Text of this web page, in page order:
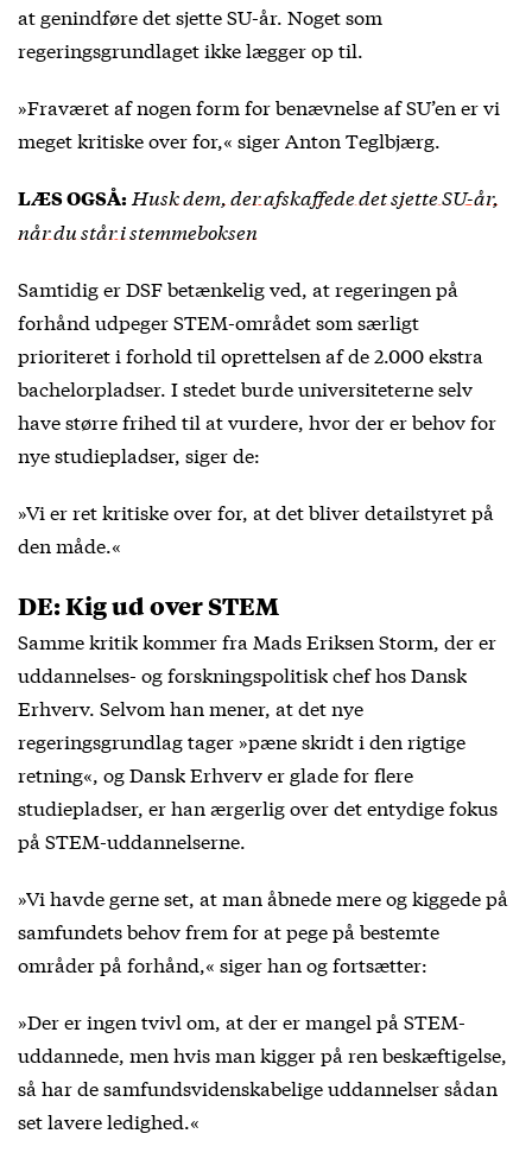
at genindføre det sjette SU-år. Noget som
regeringsgrundlaget ikke lægger op til.
»Fraværet af nogen form for benævnelse af SU’en er vi
meget kritiske over for,« siger Anton Teglbjærg.
LÆS OGSÅ: Husk dem, der afskaffede det sjette SU-år,
når du står i stemmeboksen
Samtidig er DSF betænkelig ved, at regeringen på
forhånd udpeger STEM-området som særligt
prioriteret i forhold til oprettelsen af de 2.000 ekstra
bachelorpladser. I stedet burde universiteterne selv
have større frihed til at vurdere, hvor der er behov for
nye studiepladser, siger de:
»Vi er ret kritiske over for, at det bliver detailstyret på
den måde.«
DE: Kig ud over STEM
Samme kritik kommer fra Mads Eriksen Storm, der er
uddannelses- og forskningspolitisk chef hos Dansk
Erhverv. Selvom han mener, at det nye
regeringsgrundlag tager »pæne skridt i den rigtige
retning«, og Dansk Erhverv er glade for flere
studiepladser, er han ærgerlig over det entydige fokus
på STEM-uddannelserne.
»Vi havde gerne set, at man åbnede mere og kiggede på
samfundets behov frem for at pege på bestemte
områder på forhånd,« siger han og fortsætter:
»Der er ingen tvivl om, at der er mangel på STEM-
uddannede, men hvis man kigger på ren beskæftigelse,
så har de samfundsvidenskabelige uddannelser sådan
set lavere ledighed.«